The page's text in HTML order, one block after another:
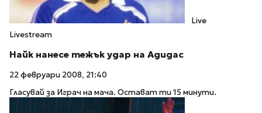
Live
Livestream
Найк нанесе тежък удар на Адидас
22 февруари 2008, 21:40
Гласувай за Играч на мача. Остават ти 15 минути.